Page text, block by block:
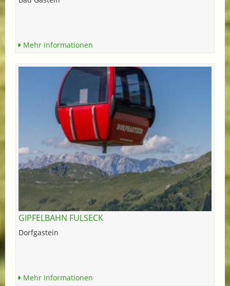
Mehr Informationen
GIPFELBAHN FULSECK
Dorfgastein
Mehr Informationen